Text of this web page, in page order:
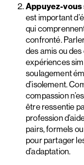
Appuyez-vous
est important
qui
confronté.
des amis ou
expériences
soulagement
d’isolement.
compassion
être ressentie
profession
pairs, formels
pour partager
d’adaptation.